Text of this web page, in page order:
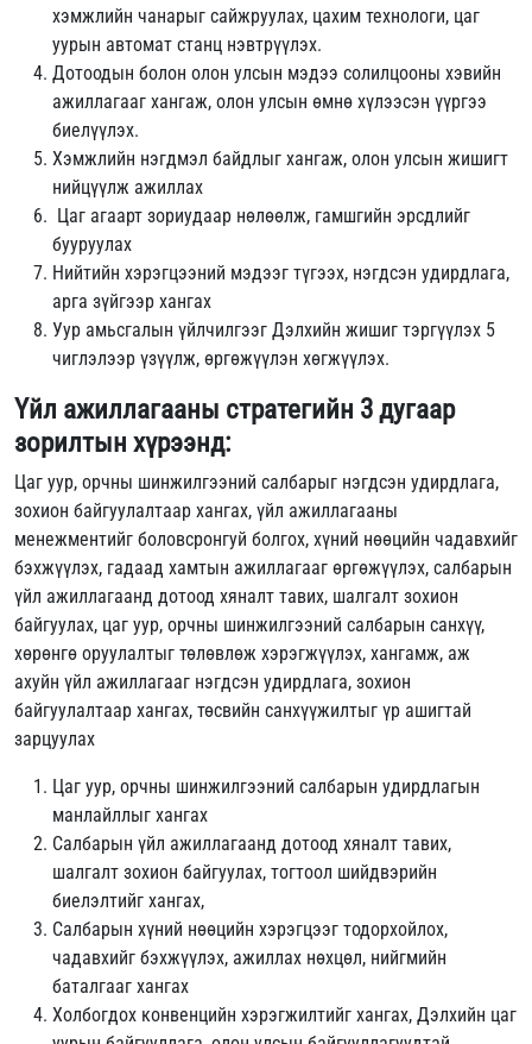
хэмжлийн чанарыг сайжруулах, цахим технологи, цаг
уурын автомат станц нэвтрүүлэх.
Дотоодын болон олон улсын мэдээ солилцооны хэвийн
ажиллагааг хангаж, олон улсын өмнө хүлээсэн үүргээ
биелүүлэх.
Хэмжлийн нэгдмэл байдлыг хангаж, олон улсын жишигт
нийцүүлж ажиллах
Цаг агаарт зориудаар нөлөөлж, гамшгийн эрсдлийг
бууруулах
Нийтийн хэрэгцээний мэдээг түгээх, нэгдсэн удирдлага,
арга зүйгээр хангах
Уур амьсгалын үйлчилгээг Дэлхийн жишиг тэргүүлэх 5
чиглэлээр үзүүлж, өргөжүүлэн хөгжүүлэх.
Үйл ажиллагааны стратегийн 3 дугаар
зорилтын хүрээнд:
Цаг уур, орчны шинжилгээний салбарыг нэгдсэн удирдлага,
зохион байгуулалтаар хангах, үйл ажиллагааны
менежментийг боловсронгуй болгох, хүний нөөцийн чадавхийг
бэхжүүлэх, гадаад хамтын ажиллагааг өргөжүүлэх, салбарын
үйл ажиллагаанд дотоод хяналт тавих, шалгалт зохион
байгуулах, цаг уур, орчны шинжилгээний салбарын санхүү,
хөрөнгө оруулалтыг төлөвлөж хэрэгжүүлэх, хангамж, аж
ахуйн үйл ажиллагааг нэгдсэн удирдлага, зохион
байгуулалтаар хангах, төсвийн санхүүжилтыг үр ашигтай
зарцуулах
Цаг уур, орчны шинжилгээний салбарын удирдлагын
манлайллыг хангах
Салбарын үйл ажиллагаанд дотоод хяналт тавих,
шалгалт зохион байгуулах, тогтоол шийдвэрийн
биелэлтийг хангах,
Салбарын хүний нөөцийн хэрэгцээг тодорхойлох,
чадавхийг бэхжүүлэх, ажиллах нөхцөл, нийгмийн
баталгааг хангах
Холбогдох конвенцийн хэрэгжилтийг хангах, Дэлхийн цаг